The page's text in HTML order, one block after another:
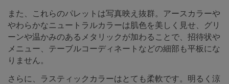
また、これらのパレットは写真映え抜群。アースカラーや
やわらかなニュートラルカラーは肌色を美しく見せ、グリ
ーンや温かみのあるメタリックが加わることで、招待状や
メニュー、テーブルコーディネートなどの細部も平板にな
りません。
さらに、ラスティックカラーはとても柔軟です。明るく涼